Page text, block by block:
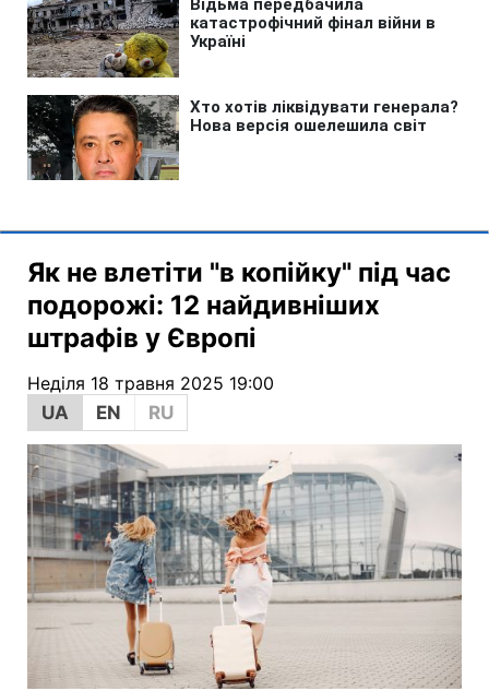
Як не влетіти "в копійку" під час
подорожі: 12 найдивніших
штрафів у Європі
Неділя 18 травня 2025 19:00
UA
EN RU